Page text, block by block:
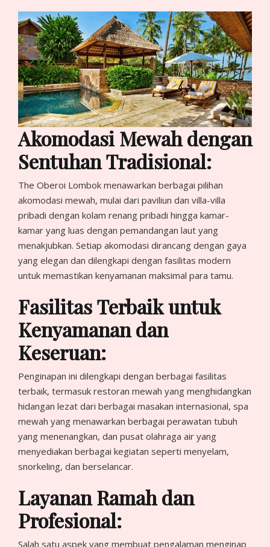
Akomodasi Mewah dengan
Sentuhan Tradisional:
The Oberoi Lombok menawarkan berbagai pilihan
akomodasi mewah, mulai dari paviliun dan villa-villa
pribadi dengan kolam renang pribadi hingga kamar-
kamar yang luas dengan pemandangan laut yang
menakjubkan. Setiap akomodasi dirancang dengan gaya
yang elegan dan dilengkapi dengan fasilitas modern
untuk memastikan kenyamanan maksimal para tamu.
Fasilitas Terbaik untuk
Kenyamanan dan
Keseruan:
Penginapan ini dilengkapi dengan berbagai fasilitas
terbaik, termasuk restoran mewah yang menghidangkan
hidangan lezat dari berbagai masakan internasional, spa
mewah yang menawarkan berbagai perawatan tubuh
yang menenangkan, dan pusat olahraga air yang
menyediakan berbagai kegiatan seperti menyelam,
snorkeling, dan berselancar.
Layanan Ramah dan
Profesional:
Salah satu aspek yang membuat pengalaman menginap